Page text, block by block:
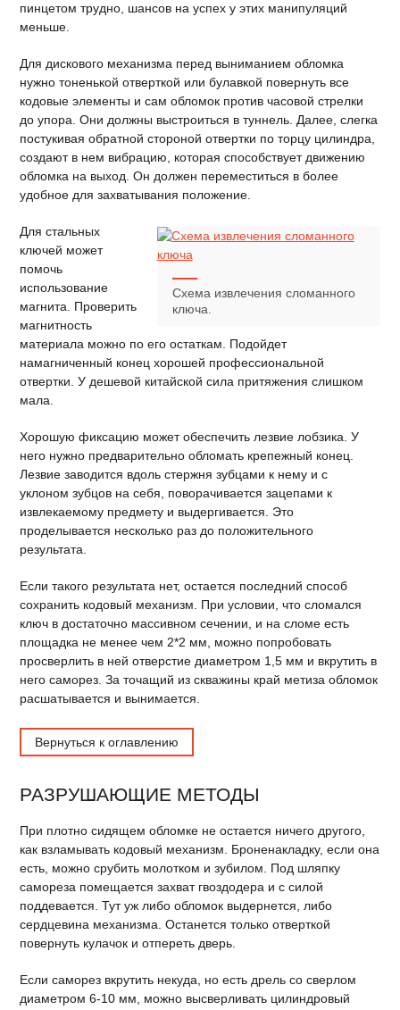
пинцетом трудно, шансов на успех у этих манипуляций
меньше.
Для дискового механизма перед выниманием обломка
нужно тоненькой отверткой или булавкой повернуть все
кодовые элементы и сам обломок против часовой стрелки
до упора. Они должны выстроиться в туннель. Далее, слегка
постукивая обратной стороной отвертки по торцу цилиндра,
создают в нем вибрацию, которая способствует движению
обломка на выход. Он должен переместиться в более
удобное для захватывания положение.
Схема извлечения сломанного
ключа.
Для стальных
ключей может
помочь
использование
магнита. Проверить
магнитность
материала можно по его остаткам. Подойдет
намагниченный конец хорошей профессиональной
отвертки. У дешевой китайской сила притяжения слишком
мала.
Хорошую фиксацию может обеспечить лезвие лобзика. У
него нужно предварительно обломать крепежный конец.
Лезвие заводится вдоль стержня зубцами к нему и с
уклоном зубцов на себя, поворачивается зацепами к
извлекаемому предмету и выдергивается. Это
проделывается несколько раз до положительного
результата.
Если такого результата нет, остается последний способ
сохранить кодовый механизм. При условии, что сломался
ключ в достаточно массивном сечении, и на сломе есть
площадка не менее чем 2*2 мм, можно попробовать
просверлить в ней отверстие диаметром 1,5 мм и вкрутить в
него саморез. За точащий из скважины край метиза обломок
расшатывается и вынимается.
Вернуться к оглавлению
РАЗРУШАЮЩИЕ МЕТОДЫ
При плотно сидящем обломке не остается ничего другого,
как взламывать кодовый механизм. Броненакладку, если она
есть, можно срубить молотком и зубилом. Под шляпку
самореза помещается захват гвоздодера и с силой
поддевается. Тут уж либо обломок выдернется, либо
сердцевина механизма. Останется только отверткой
повернуть кулачок и отпереть дверь.
Если саморез вкрутить некуда, но есть дрель со сверлом
диаметром 6-10 мм, можно высверливать цилиндровый